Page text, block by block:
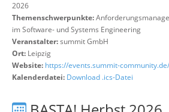
2026
Themenschwerpunkte:
im Software- und Systems Engineering
Veranstalter:summit GmbH
Ort: Leipzig
Website: https://events.summit-
Kalenderdatei: Download .ics-Datei